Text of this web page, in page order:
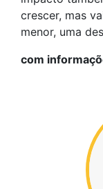
crescer, mas
menor, uma
com